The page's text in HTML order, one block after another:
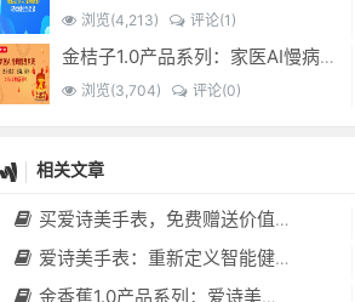
浏览(4,213) 评论(1)
金桔子1.0产品系列：家医AI慢病管理项目全国招募区域合伙人，低投入，高回报，长收益
浏览(3,704) 评论(0)
相关文章
买爱诗美手表，免费赠送价值30000元的数智化门店系统一套（含硬件）
爱诗美手表：重新定义智能健康管理的“医疗级守护者”
金香蕉1.0产品系列：爱诗美家医健康分布机，健康一体机，社区服务中心，药店，健康小屋都需要